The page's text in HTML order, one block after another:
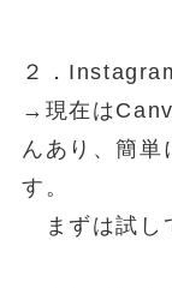
２．
→現在は
んあり、簡単
す。
まずは試し